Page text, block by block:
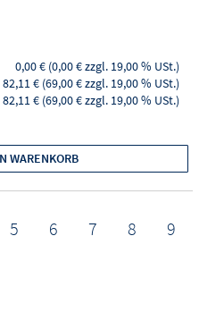
0,00 € (0,00 € zzgl. 19,00 % USt.)
82,11 € (69,00 € zzgl. 19,00 % USt.)
82,11 € (69,00 € zzgl. 19,00 % USt.)
WARENKORB
5 6 7 8
9